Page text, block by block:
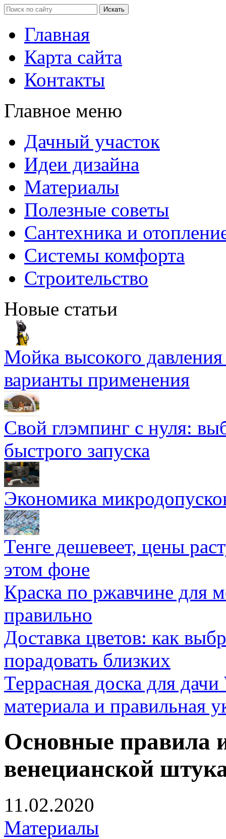
Главная
Карта сайта
Контакты
Главное меню
Дачный участок
Идеи дизайна
Материалы
Полезные советы
Сантехника и
Системы комфорта
Строительство
Новые статьи
Мойка высокого
варианты применения
Свой глэмпинг с нуля:
быстрого запуска
Экономика
Тенге дешевеет, цены
этом фоне
Краска по ржавчине для
правильно
Доставка цветов: как
порадовать близких
Террасная доска для
материала и правильная
Основные правила
венецианской
11.02.2020
Материалы